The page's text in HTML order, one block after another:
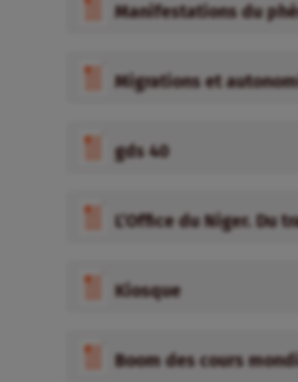
Manifestations du
Migrations et
gds 40
L’Office du Niger. Du
Kiosque
Boom des cours